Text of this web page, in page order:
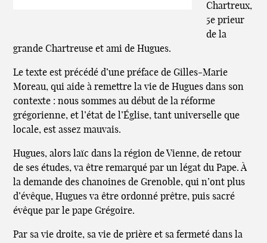
Chartreux,
5e prieur
de la
grande Chartreuse et ami de Hugues.
Le texte est précédé d’une préface de Gilles-Marie
Moreau, qui aide à remettre la vie de Hugues dans son
contexte : nous sommes au début de la réforme
grégorienne, et l’état de l’Église, tant universelle que
locale, est assez mauvais.
Hugues, alors laïc dans la région de Vienne, de retour
de ses études, va être remarqué par un légat du Pape. À
la demande des chanoines de Grenoble, qui n’ont plus
d’évêque, Hugues va être ordonné prêtre, puis sacré
évêque par le pape Grégoire.
Par sa vie droite, sa vie de prière et sa fermeté dans la